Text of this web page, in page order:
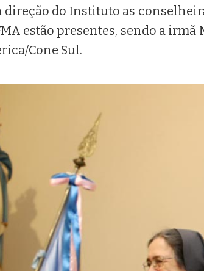
direção do Instituto as
estão presentes, sendo a
Cone Sul.